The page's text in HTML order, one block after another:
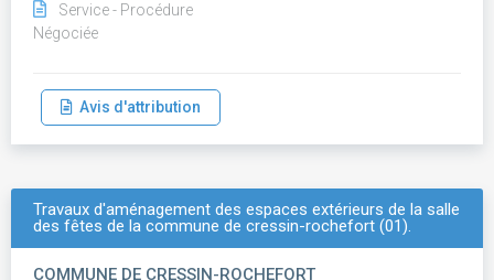
Service - Procédure
Négociée
Avis d'attribution
Travaux d'aménagement des espaces extérieurs de la salle
des fêtes de la commune de cressin-rochefort (01).
COMMUNE DE CRESSIN-ROCHEFORT